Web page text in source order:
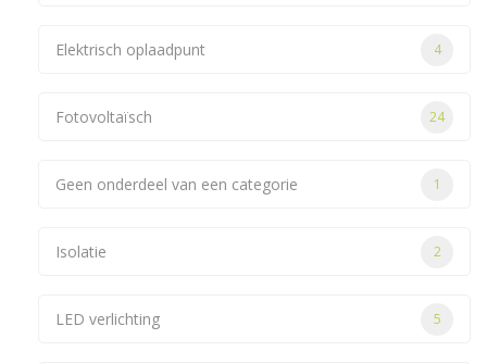
Elektrisch oplaadpunt 4
Fotovoltaïsch 24
Geen onderdeel van een categorie 1
Isolatie 2
LED verlichting 5